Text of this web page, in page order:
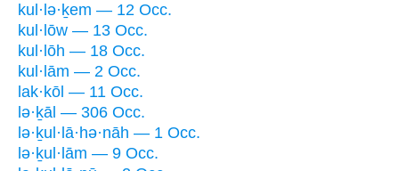
kul·lə·ḵem — 12 Occ.
kul·lōw — 13 Occ.
kul·lōh — 18 Occ.
kul·lām — 2 Occ.
lak·kōl — 11 Occ.
lə·ḵāl — 306 Occ.
lə·ḵul·lā·hə·nāh — 1 Occ.
lə·ḵul·lām — 9 Occ.